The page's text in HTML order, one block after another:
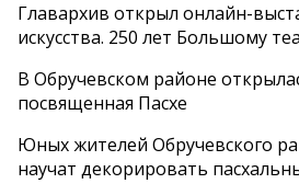
Главархив открыл онлайн-
искусства. 250 лет Большому
В Обручевском районе
посвященная Пасхе
Юных жителей Обручевского
научат декорировать